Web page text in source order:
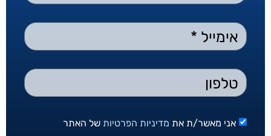
אימייל *
טלפון
אני מאשר/ת את מדיניות הפרטיות של האתר